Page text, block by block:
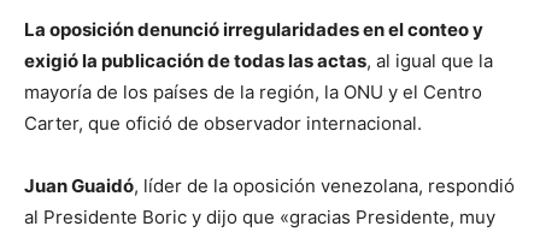
La oposición denunció irregularidades en el conteo y
exigió la publicación de todas las actas, al igual que la
mayoría de los países de la región, la ONU y el Centro
Carter, que ofició de observador internacional.
Juan Guaidó, líder de la oposición venezolana, respondió
al Presidente Boric y dijo que «gracias Presidente, muy